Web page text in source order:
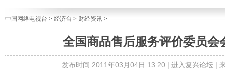
中国网络电视台 > 经济台 > 财经资讯 >
全国商品售后服务评价委员会
发布时间:2011年03月04日 13:20 | 进入复兴论坛|